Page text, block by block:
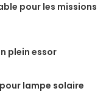
pour les missions
plein essor
lampe solaire